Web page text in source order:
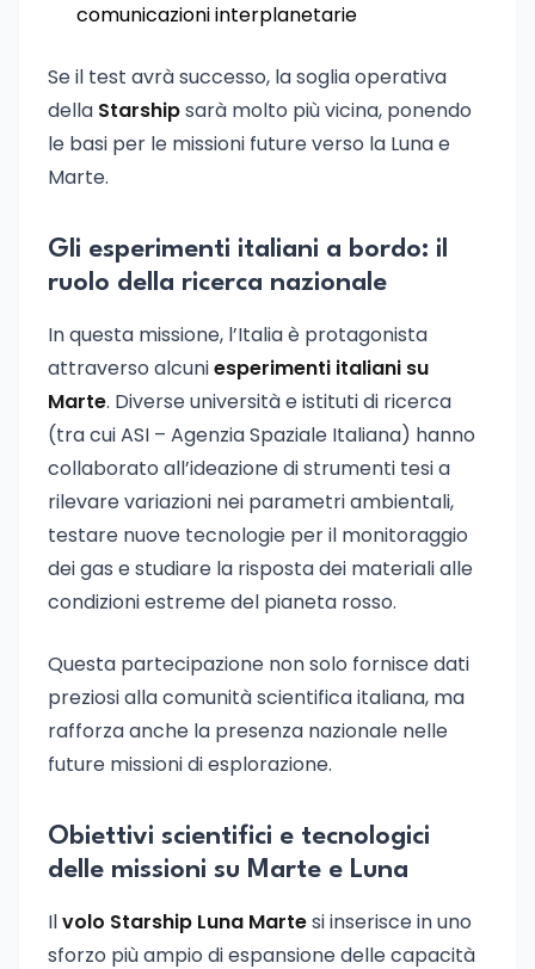
comunicazioni interplanetarie
Se il test avrà successo, la soglia operativa
della Starshipsarà molto più vicina, ponendo
le basi per le missioni future verso la Luna e
Marte.
Gli esperimenti italiani a bordo: il
ruolo della ricerca nazionale
In questa missione, l’Italia è protagonista
attraverso alcuniesperimenti italiani su
Marte. Diverse università e istituti di ricerca
(tra cui ASI – Agenzia Spaziale Italiana) hanno
collaborato all’ideazione di strumenti tesi a
rilevare variazioni nei parametri ambientali,
testare nuove tecnologie per il monitoraggio
dei gas e studiare la risposta dei materiali alle
condizioni estreme del pianeta rosso.
Questa partecipazione non solo fornisce dati
preziosi alla comunità scientifica italiana, ma
rafforza anche la presenza nazionale nelle
future missioni di esplorazione.
Obiettivi scientifici e tecnologici
delle missioni su Marte e Luna
Ilvolo Starship Luna Martesi inserisce in uno
sforzo più ampio di espansione delle capacità